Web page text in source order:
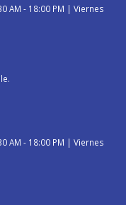
AM - 18:00 PM | Viernes
AM - 18:00 PM | Viernes